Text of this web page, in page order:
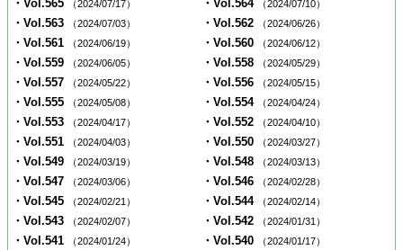
・Vol.565 （2024/07/17） ・Vol.564 （2024/07/10）
・Vol.563 （2024/07/03） ・Vol.562 （2024/06/26）
・Vol.561 （2024/06/19） ・Vol.560 （2024/06/12）
・Vol.559 （2024/06/05） ・Vol.558 （2024/05/29）
・Vol.557 （2024/05/22） ・Vol.556 （2024/05/15）
・Vol.555 （2024/05/08） ・Vol.554 （2024/04/24）
・Vol.553 （2024/04/17） ・Vol.552 （2024/04/10）
・Vol.551 （2024/04/03） ・Vol.550 （2024/03/27）
・Vol.549 （2024/03/19） ・Vol.548 （2024/03/13）
・Vol.547 （2024/03/06） ・Vol.546 （2024/02/28）
・Vol.545 （2024/02/21） ・Vol.544 （2024/02/14）
・Vol.543 （2024/02/07） ・Vol.542 （2024/01/31）
・Vol.541 （2024/01/24） ・Vol.540 （2024/01/17）